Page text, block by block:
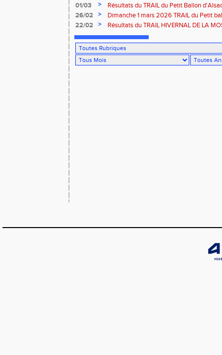
01/03
>
Résultats du TRAIL du Petit Ballon
Rouffach-68
26/02 >
Dimanche 1 mars 2026 TRAIL du Petit
ROUFFACH 68
22/02 >
Résultats du TRAIL HIVERNAL DE LA